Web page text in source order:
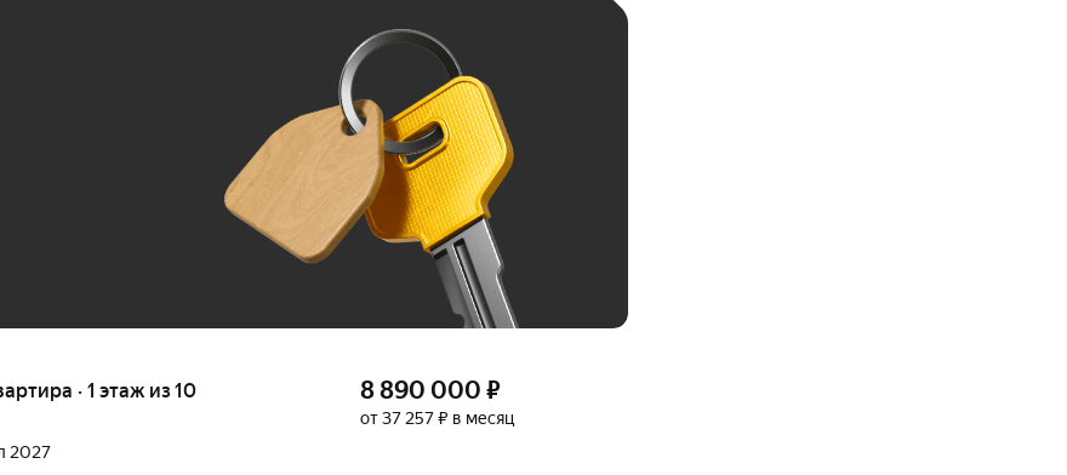
· 1 этаж из 10
2027
8 890 000 ₽
от 37 257 ₽ в месяц